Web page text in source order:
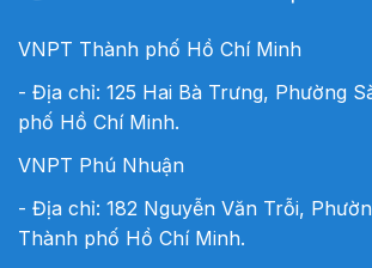
VNPT Thành phố Hồ Chí Minh
- Địa chỉ: 125 Hai Bà Trưng, Phường
phố Hồ Chí Minh.
VNPT Phú Nhuận
- Địa chỉ: 182 Nguyễn Văn Trỗi,
Thành phố Hồ Chí Minh.